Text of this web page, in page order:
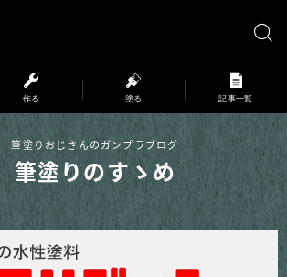
作る 塗る 記事一覧
イト広告を利用しています。
筆塗りおじさんのガンプラブログ
筆塗りのすゝめ